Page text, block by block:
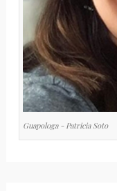
Guapologa - Patricia Soto